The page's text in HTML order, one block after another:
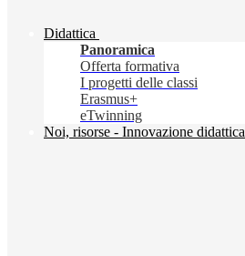
Didattica
Panoramica
Offerta formativa
I progetti delle classi
Erasmus+
eTwinning
Noi, risorse - Innovazione didattica